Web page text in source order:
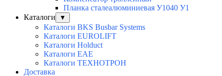
Планка сталеалюминиевая У1040 У1
Каталоги
▼
Каталоги BKS Busbar Systems
Каталоги EUROLIFT
Каталоги Holduct
Каталоги EAE
Каталоги ТЕХНОТРОН
Доставка